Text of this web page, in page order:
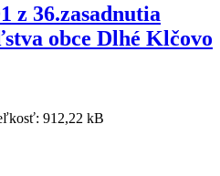
z 36.zasadnutia
obce Dlhé Klčovo
912,22 kB